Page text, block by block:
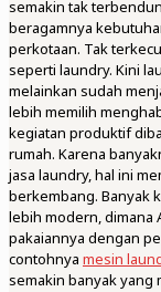
semakin tak
beragamnya
perkotaan. Tak
seperti laundry. Kini
melainkan sudah
lebih memilih
kegiatan produktif
rumah. Karena
jasa laundry, hal ini
berkembang. Banyak
lebih modern, dimana
pakaiannya dengan
contohnya mesin
semakin banyak yang